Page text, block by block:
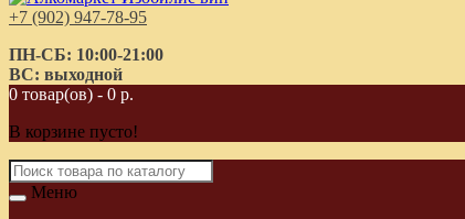
+7 (902) 947-78-95
ПН-СБ: 10:00-21:00
ВС: выходной
0 товар(ов) - 0 р.
В корзине пусто!
Меню